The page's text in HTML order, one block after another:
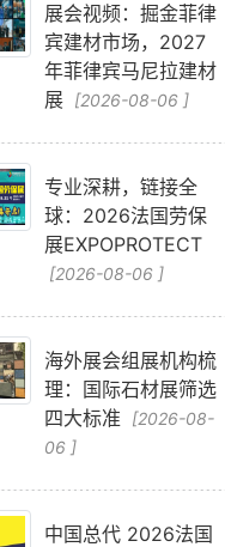
展会视频：掘金菲律
宾建材市场，2027
年菲律宾马尼拉建材
展 [2026-08-06 ]
专业深耕，链接全
球：2026法国劳保
展EXPOPROTECT
[2026-08-06 ]
海外展会组展机构梳
理：国际石材展筛选
四大标准
[2026-08-
06 ]
中国总代 2026法国